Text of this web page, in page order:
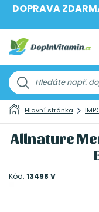
DOPRAVA
Hlavní stránka
Allnature
Kód: 13498 V